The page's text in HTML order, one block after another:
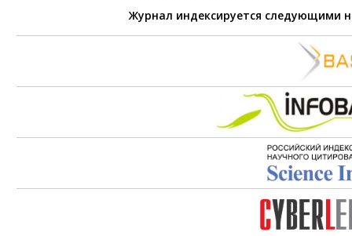
Журнал индексируется следующими